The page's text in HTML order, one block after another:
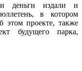
деньги издали и
в котором
этом проекте, также
будущего парка,